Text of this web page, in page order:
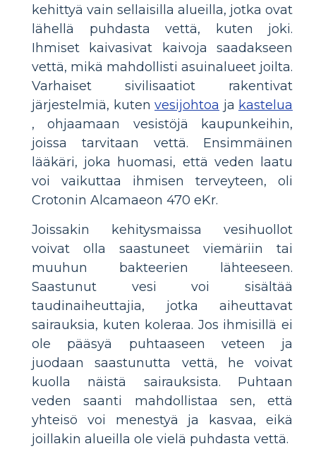
kehittyä vain sellaisilla alueilla, jotka ovat
lähellä puhdasta vettä, kuten joki.
Ihmiset kaivasivat kaivoja saadakseen
vettä, mikä mahdollisti asuinalueet joilta.
Varhaiset sivilisaatiot rakentivat
järjestelmiä, kuten vesijohtoa ja kastelua
, ohjaamaan vesistöjä kaupunkeihin,
joissa tarvitaan vettä. Ensimmäinen
lääkäri, joka huomasi, että veden laatu
voi vaikuttaa ihmisen terveyteen, oli
Crotonin Alcamaeon 470 eKr.
Joissakin kehitysmaissa vesihuollot
voivat olla saastuneet viemäriin tai
muuhun bakteerien lähteeseen.
Saastunut vesi voi sisältää
taudinaiheuttajia, jotka aiheuttavat
sairauksia, kuten koleraa. Jos ihmisillä ei
ole pääsyä puhtaaseen veteen ja
juodaan saastunutta vettä, he voivat
kuolla näistä sairauksista. Puhtaan
veden saanti mahdollistaa sen, että
yhteisö voi menestyä ja kasvaa, eikä
joillakin alueilla ole vielä puhdasta vettä.